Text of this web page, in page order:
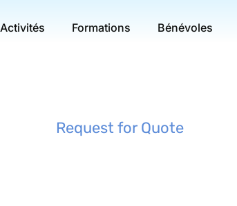
Activités Formations Bénévoles
Request for Quote